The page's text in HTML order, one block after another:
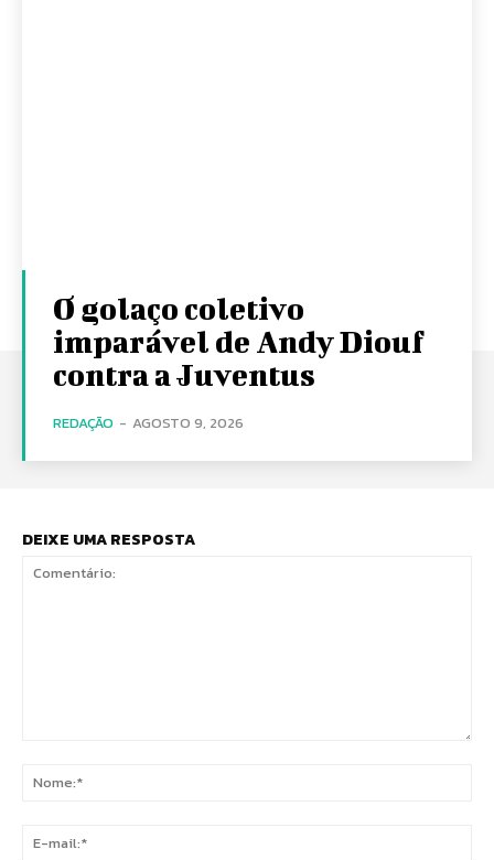
O golaço coletivo
imparável de Andy Diouf
contra a Juventus
REDAÇÃO - AGOSTO 9, 2026
DEIXE UMA RESPOSTA